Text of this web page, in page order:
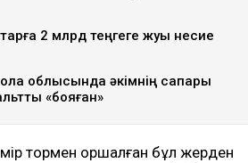
2 млрд теңгеге жуық несие
облысында әкімнің сапары
«бояған»
тормен қоршалған бұл жерден